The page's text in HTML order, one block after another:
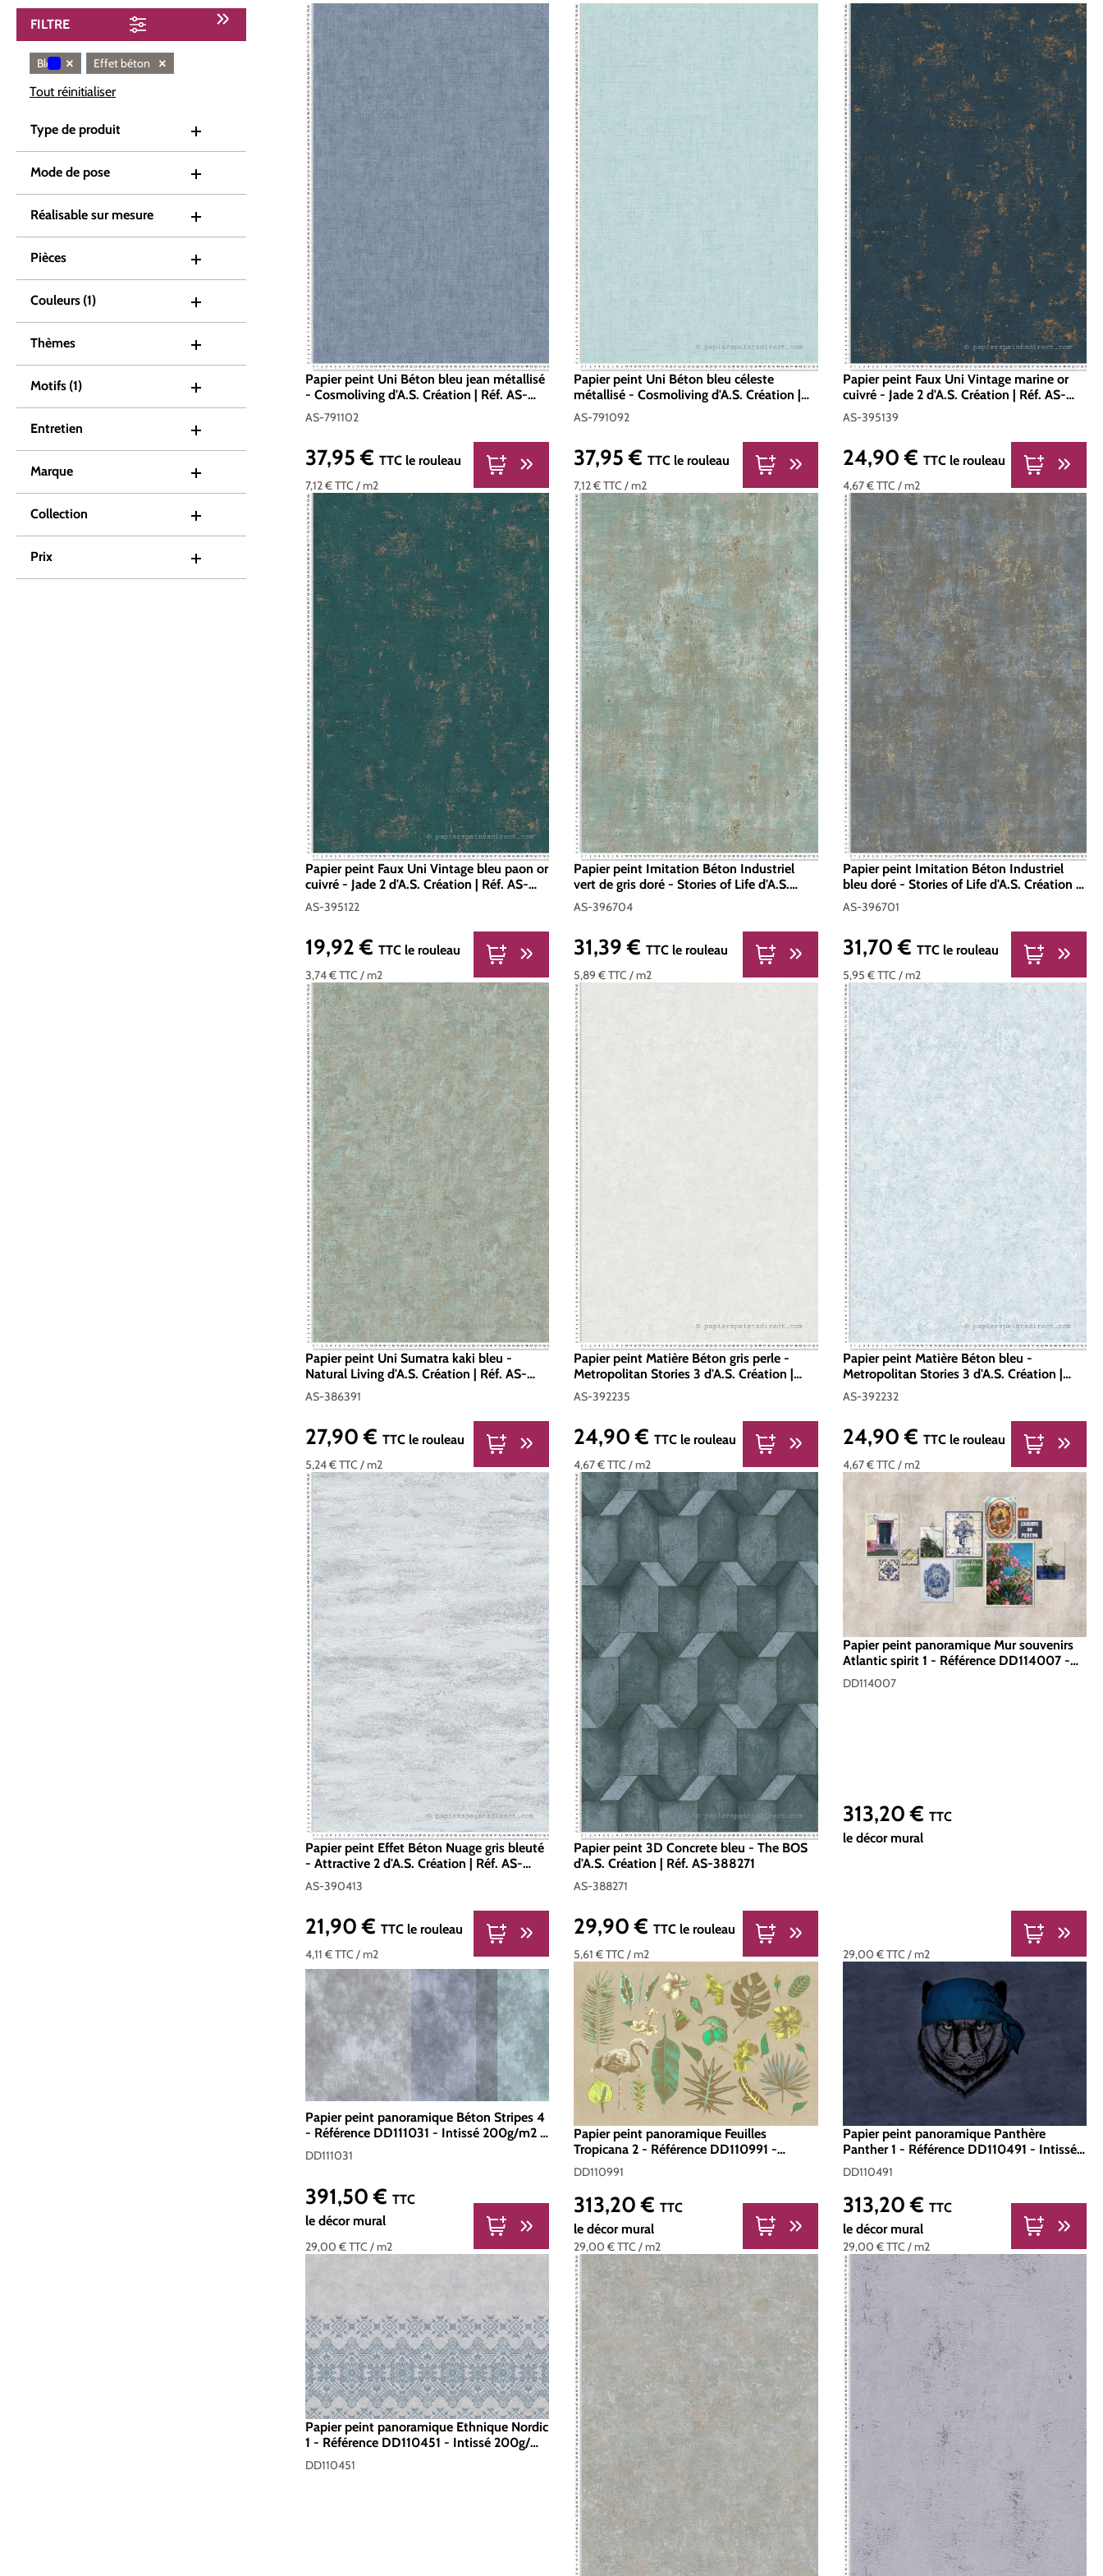
FILTRE
Bleu × Effet béton ×
Tout réinitialiser
Type de produit
Mode de pose
Réalisable sur mesure
Pièces
Couleurs (1)
Thèmes
Motifs (1)
Entretien
Marque
Collection
Prix
Papier peint Uni Béton bleu jean métallisé
- Cosmoliving d'A.S. Création | Réf. AS-
791102
AS-791102
7,12 €TTC / m2
Prix régulier :
37,95 € TTC le rouleau
Papier peint Uni Béton bleu céleste
métallisé - Cosmoliving d'A.S. Création |
Réf. AS-791092
AS-791092
7,12 €TTC/ m2
Prix régulier :
37,95 €TTC le rouleau
Papier peint Faux Uni Vintage marine or
cuivré - Jade 2 d'A.S. Création | Réf. AS-
395139
AS-395139
4,67 €TTC / m2
Prix régulier :
24,90 € TTC le rouleau
Papier peint Faux Uni Vintage bleu paon or
cuivré - Jade 2 d'A.S. Création | Réf. AS-
395122
AS-395122
3,74 €TTC / m2
Prix régulier :
19,92 € TTC le rouleau
Papier peint Imitation Béton Industriel
vert de gris doré - Stories of Life d'A.S.
Création | Réf. AS-396704
AS-396704
5,89 €TTC/ m2
Prix régulier :
31,39 €TTC le rouleau
Papier peint Imitation Béton Industriel
bleu doré - Stories of Life d'A.S. Création |
Réf. AS-396701
AS-396701
5,95 €TTC / m2
Prix régulier :
31,70 € TTC le rouleau
Papier peint Uni Sumatra kaki bleu -
Natural Living d'A.S. Création | Réf. AS-
386391
AS-386391
5,24 €TTC / m2
Prix régulier :
27,90 € TTC le rouleau
Papier peint Matière Béton gris perle -
Metropolitan Stories 3 d'A.S. Création |
Réf. AS-392235
AS-392235
4,67 €TTC/ m2
Prix régulier :
24,90 €TTC le rouleau
Papier peint Matière Béton bleu -
Metropolitan Stories 3 d'A.S. Création |
Réf. AS-392232
AS-392232
4,67 €TTC / m2
Prix régulier :
24,90 € TTC le rouleau
Papier peint Effet Béton Nuage gris bleuté
- Attractive 2 d'A.S. Création | Réf. AS-
390413
AS-390413
4,11 €TTC / m2
Prix régulier :
21,90 € TTC le rouleau
Papier peint 3D Concrete bleu - The BOS
d'A.S. Création | Réf. AS-388271
AS-388271
5,61 €TTC/ m2
Prix régulier :
29,90 €TTC le rouleau
Papier peint panoramique Mur souvenirs
Atlantic spirit 1 - Référence DD114007 -
Intissé 200g/m2 - Standard 400 x 270
DD114007
29,00 €TTC / m2
Prix régulier :
313,20 € TTC
le décor mural
Papier peint panoramique Béton Stripes 4
- Référence DD111031 - Intissé 200g/m2 -
Standard 500 x 270
DD111031
29,00 €TTC / m2
Prix régulier :
391,50 € TTC
le décor mural
Papier peint panoramique Feuilles
Tropicana 2 - Référence DD110991 -
Intissé 200g/m2 - Standard 400 x 270
DD110991
29,00 €TTC/ m2
Prix régulier :
313,20 €TTC
le décor mural
Papier peint panoramique Panthère
Panther 1 - Référence DD110491 - Intissé
200g/m2 - Standard 400 x 270
DD110491
29,00 €TTC / m2
Prix régulier :
313,20 € TTC
le décor mural
Papier peint panoramique Ethnique Nordic
1 - Référence DD110451 - Intissé 200g/m2
- Standard 400 x 270
DD110451